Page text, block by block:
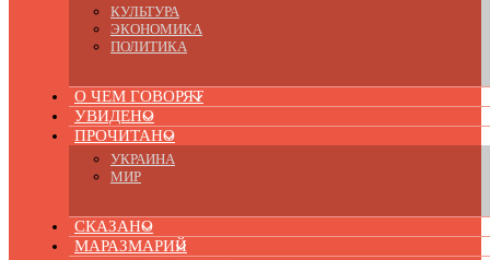
КУЛЬТУРА
ЭКОНОМИКА
ПОЛИТИКА
О ЧЕМ ГОВОРЯТ
УВИДЕНО
ПРОЧИТАНО
УКРАИНА
МИР
СКАЗАНО
МАРАЗМАРИЙ